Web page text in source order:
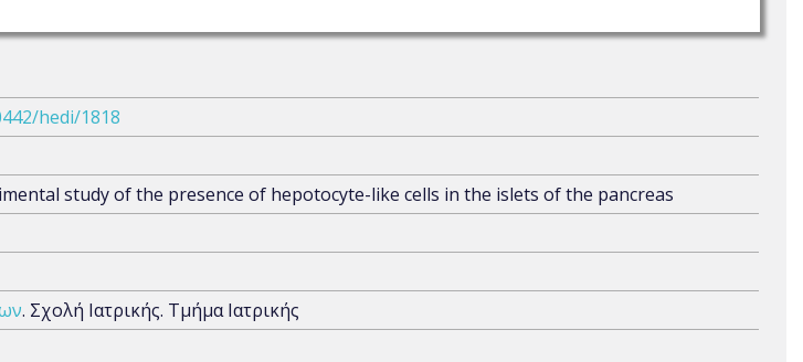
hedi/1818
study of the presence of hepotocyte-like cells in the islets of the pancreas
. Σχολή Ιατρικής. Τμήμα Ιατρικής